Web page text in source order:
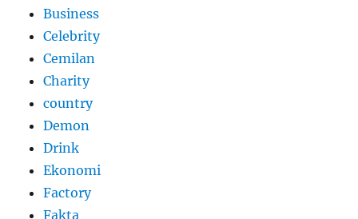
Business
Celebrity
Cemilan
Charity
country
Demon
Drink
Ekonomi
Factory
Fakta